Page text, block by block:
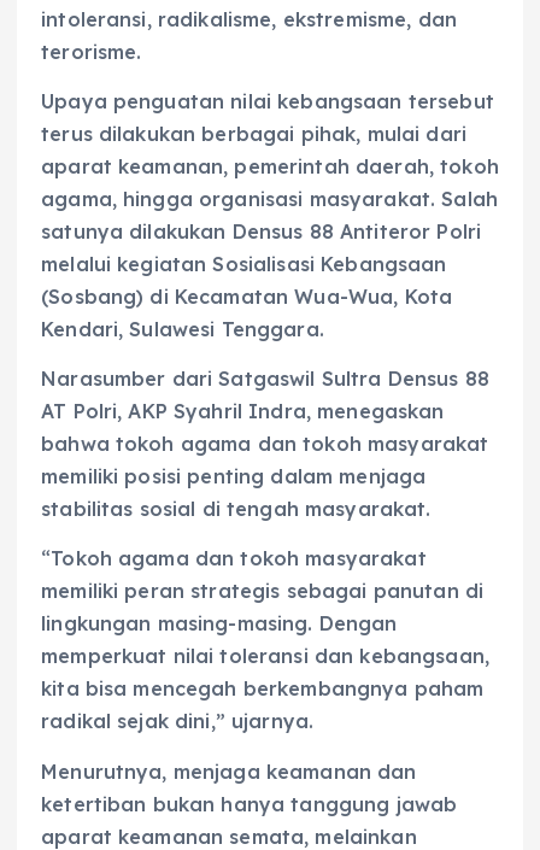
intoleransi, radikalisme, ekstremisme, dan
terorisme.
Upaya penguatan nilai kebangsaan tersebut
terus dilakukan berbagai pihak, mulai dari
aparat keamanan, pemerintah daerah, tokoh
agama, hingga organisasi masyarakat. Salah
satunya dilakukan Densus 88 Antiteror Polri
melalui kegiatan Sosialisasi Kebangsaan
(Sosbang) di Kecamatan Wua-Wua, Kota
Kendari, Sulawesi Tenggara.
Narasumber dari Satgaswil Sultra Densus 88
AT Polri, AKP Syahril Indra, menegaskan
bahwa tokoh agama dan tokoh masyarakat
memiliki posisi penting dalam menjaga
stabilitas sosial di tengah masyarakat.
“Tokoh agama dan tokoh masyarakat
memiliki peran strategis sebagai panutan di
lingkungan masing-masing. Dengan
memperkuat nilai toleransi dan kebangsaan,
kita bisa mencegah berkembangnya paham
radikal sejak dini,” ujarnya.
Menurutnya, menjaga keamanan dan
ketertiban bukan hanya tanggung jawab
aparat keamanan semata, melainkan